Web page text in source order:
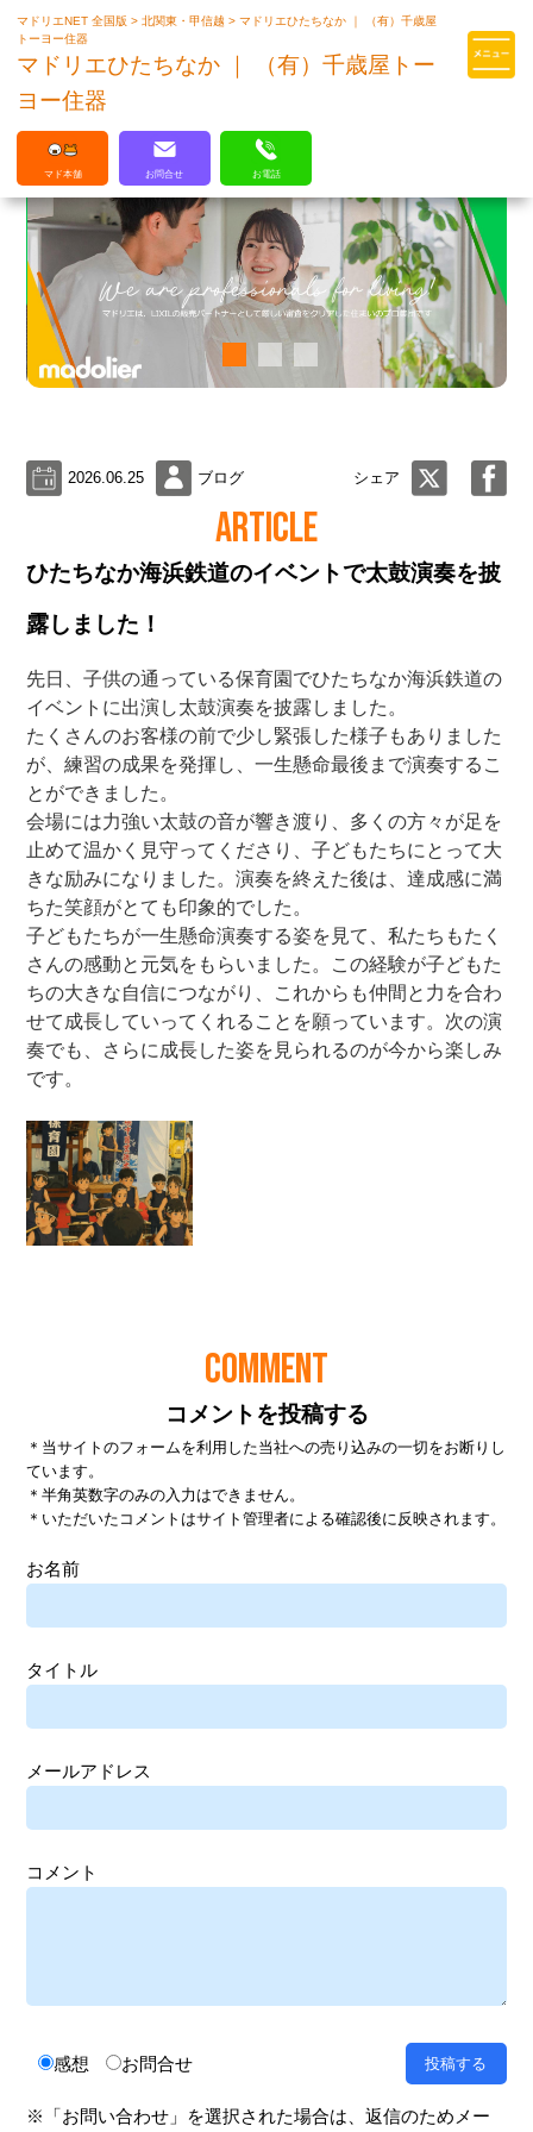
マドリエはLIXILの厳しい基準を
マドリエNET 全国版>北関東・甲信越>マドリエひたちなか ｜ （有）千歳屋
トーヨー住器
マドリエひたちなか ｜ （有）千歳屋トー
ヨー住器
マド本舗 お問合せ お電話
2026.06.25 ブログ シェア
ARTICLE
ひたちなか海浜鉄道のイベントで太鼓演奏を披
露しました！
COMMENT
コメントを投稿する
＊当サイトのフォームを利用した当社への売り込みの一切をお断りし
ています。
＊半角英数字のみの入力はできません。
＊いただいたコメントはサイト管理者による確認後に反映されます。
お名前
タイトル
メールアドレス
コメント
感想 お問合せ
※「お問い合わせ」を選択された場合は、返信のためメー